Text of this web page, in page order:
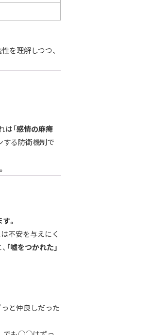
を理解しつつ、
は「感情の麻痺
する防衛機制で
。
は不安を与えにく
「嘘をつかれた」
っと仲良しだった